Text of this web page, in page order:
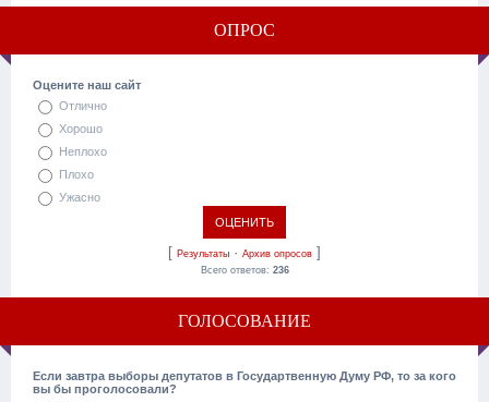
ОПРОС
Оцените наш сайт
Отлично
Хорошо
Неплохо
Плохо
Ужасно
[ Результаты · Архив опросов ]
Всего ответов: 236
ГОЛОСОВАНИЕ
Если завтра выборы депутатов в Государтвенную Думу РФ, то за кого
вы бы проголосовали?